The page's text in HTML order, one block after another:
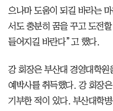
으나마 도움이 되길 바라는
서도 충분히 꿈을 꾸고 도전
들어지길 바란다”고 했다.
강 회장은 부산대 경영대학원
예박사를 취득했다. 강 회장
기부한 적이 있다. 부산대학